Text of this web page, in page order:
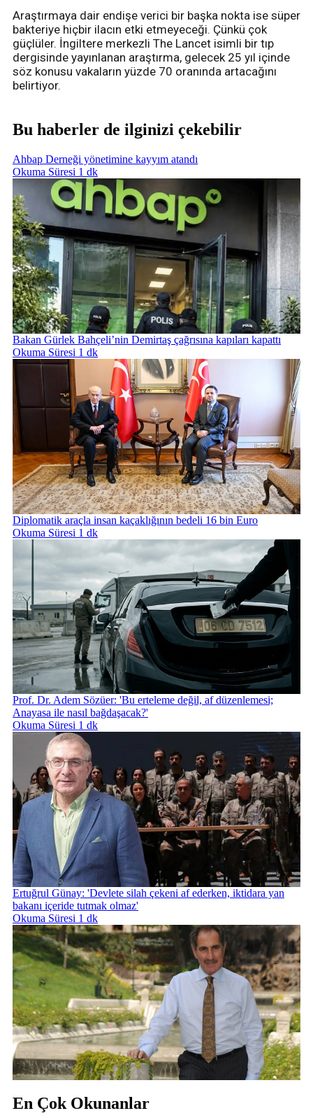
Araştırmaya dair endişe verici bir başka nokta ise süper
bakteriye hiçbir ilacın etki etmeyeceği. Çünkü çok
güçlüler. İngiltere merkezli The Lancet isimli bir tıp
dergisinde yayınlanan araştırma, gelecek 25 yıl içinde
söz konusu vakaların yüzde 70 oranında artacağını
belirtiyor.
Bu haberler de ilginizi çekebilir
Ahbap Derneği yönetimine kayyım atandı
Okuma Süresi 1 dk
Bakan Gürlek Bahçeli’nin Demirtaş çağrısına kapıları kapattı
Okuma Süresi 1 dk
Diplomatik araçla insan kaçaklığının bedeli 16 bin Euro
Okuma Süresi 1 dk
Prof. Dr. Adem Sözüer: 'Bu erteleme değil, af düzenlemesi;
Anayasa ile nasıl bağdaşacak?'
Okuma Süresi 1 dk
Ertuğrul Günay: 'Devlete silah çekeni af ederken, iktidara yan
bakanı içeride tutmak olmaz'
Okuma Süresi 1 dk
En Çok Okunanlar